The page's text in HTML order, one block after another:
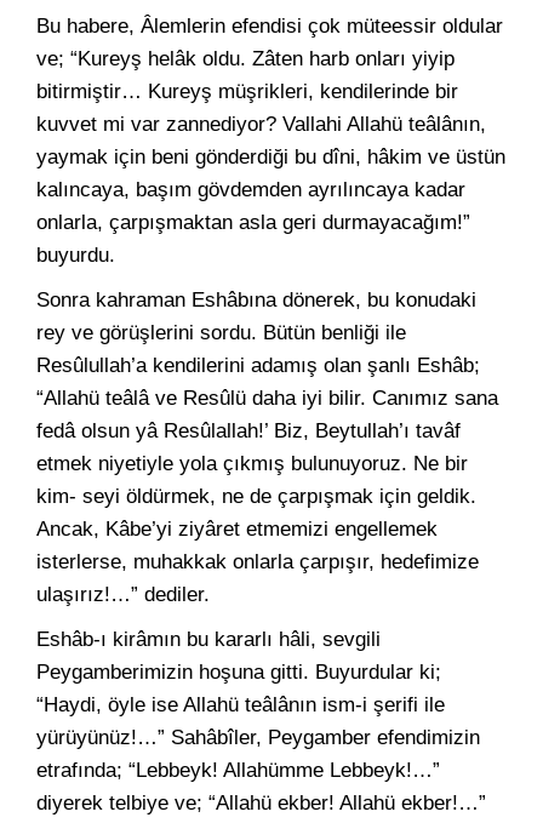
Bu habere, Âlemlerin efendisi çok müteessir oldular
ve; “Kureyş helâk oldu. Zâten harb onları yiyip
bitirmiştir… Kureyş müşrikleri, kendilerinde bir
kuvvet mi var zannediyor? Vallahi Allahü teâlânın,
yaymak için beni gönderdiği bu dîni, hâkim ve üstün
kalıncaya, başım gövdemden ayrılıncaya kadar
onlarla, çarpışmaktan asla geri durmayacağım!”
buyurdu.
Sonra kahraman Eshâbına dönerek, bu konudaki
rey ve görüşlerini sordu. Bütün benliği ile
Resûlullah’a kendilerini adamış olan şanlı Eshâb;
“Allahü teâlâ ve Resûlü daha iyi bilir. Canımız sana
fedâ olsun yâ Resûlallah!’ Biz, Beytullah’ı tavâf
etmek niyetiyle yola çıkmış bulunuyoruz. Ne bir
kim- seyi öldürmek, ne de çarpışmak için geldik.
Ancak, Kâbe’yi ziyâret etmemizi engellemek
isterlerse, muhakkak onlarla çarpışır, hedefimize
ulaşırız!…” dediler.
Eshâb-ı kirâmın bu kararlı hâli, sevgili
Peygamberimizin hoşuna gitti. Buyurdular ki;
“Haydi, öyle ise Allahü teâlânın ism-i şerifi ile
yürüyünüz!…” Sahâbîler, Peygamber efendimizin
etrafında; “Lebbeyk! Allahümme Lebbeyk!…”
diyerek telbiye ve; “Allahü ekber! Allahü ekber!…”